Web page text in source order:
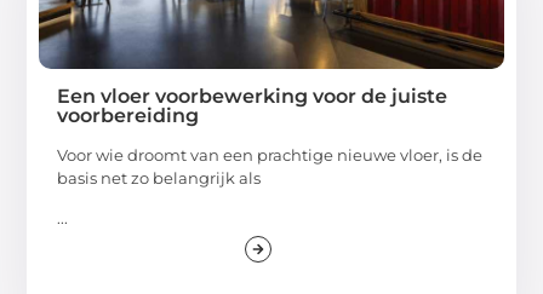
Een vloer voorbewerking voor de juiste
voorbereiding
Voor wie droomt van een prachtige nieuwe vloer, is de
basis net zo belangrijk als
...